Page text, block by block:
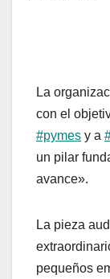
La
con el
#pymes y a
un pilar
avance».
La pieza
pequeños